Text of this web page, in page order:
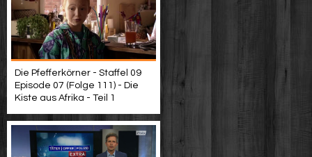
Die Pfefferkörner - Staffel 09
Episode 07 (Folge 111) - Die
Kiste aus Afrika - Teil 1